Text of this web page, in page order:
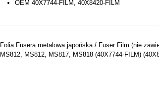
OEM 40X7744-FILM, 40X8420-FILM
Folia Fusera metalowa japońska / Fuser Film (nie
MS812, MS812, MS817, MS818 (40X7744-FILM)